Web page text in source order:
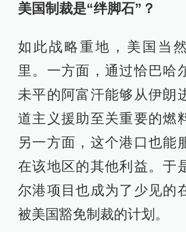
美国制裁是“绊脚石”？
如此战略重地，美国当
里。一方面，通过恰巴哈
未平的阿富汗能够从伊朗
道主义援助至关重要的燃
另一方面，这个港口也能
在该地区的其他利益。于
尔港项目也成为了少见的
被美国豁免制裁的计划。